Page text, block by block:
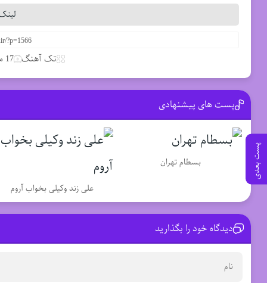
پست بعدی
تک آهنگ 17 مارس 2020
پست های پیشنهادی
بسطام تهران
علی زند وکیلی بخواب آروم
دیدگاه خود را بگذارید